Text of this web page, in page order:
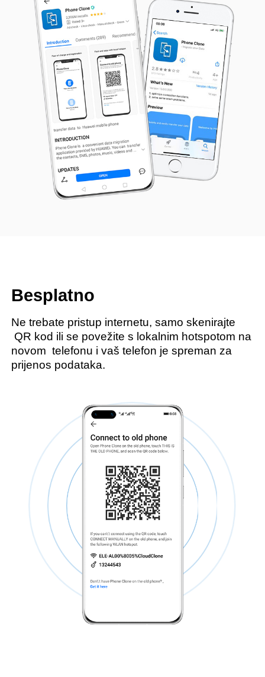
Besplatno
Ne trebate pristup internetu, samo skenirajte
QR kod ili se povežite s lokalnim hotspotom na
novomtelefonu i vaš telefon je spreman za
prijenos podataka.